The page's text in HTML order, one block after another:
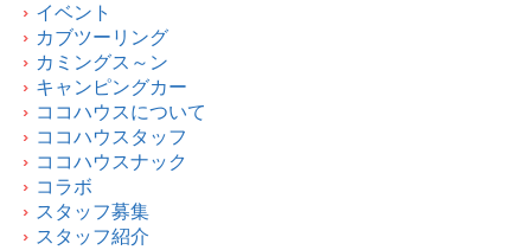
イベント
カブツーリング
カミングス～ン
キャンピングカー
ココハウスについて
ココハウスタッフ
ココハウスナック
コラボ
スタッフ募集
スタッフ紹介